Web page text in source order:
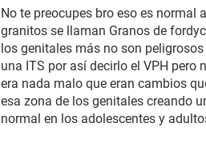
No te preocupes bro eso es normal
granitos se llaman Granos de
los genitales más no son
una ITS por así decirlo el VPH
era nada malo que eran cambios
esa zona de los genitales creando
normal en los adolescentes y